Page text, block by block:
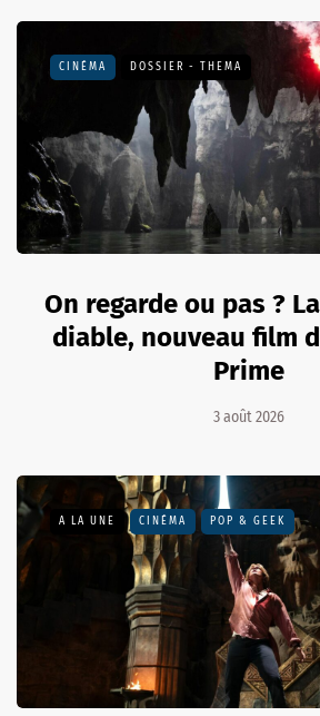
CINÉMA DOSSIER - THEMA
On regarde ou pas ?
diable, nouveau film
Prime
3 août 2026
A LA UNE CINÉMA POP & GEEK